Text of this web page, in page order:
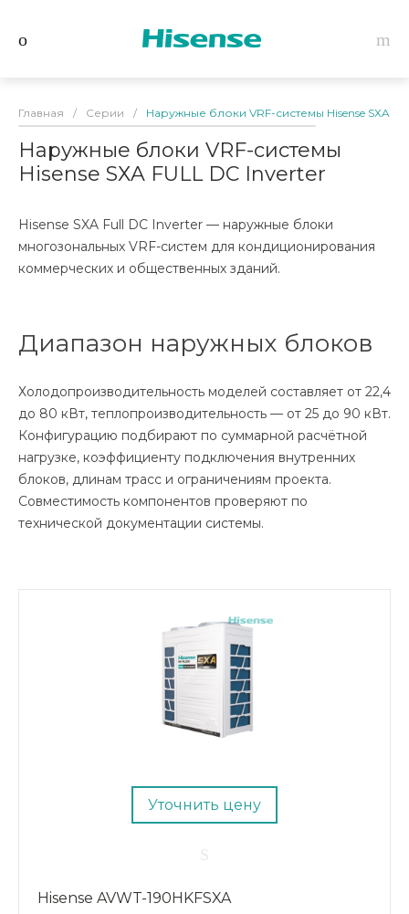
Главная / Серии / Наружные блоки VRF-системы Hisense SХA
Наружные блоки VRF-системы
Hisense SХA FULL DC Inverter
Hisense SXA Full DC Inverter — наружные блоки
многозональных VRF-систем для кондиционирования
коммерческих и общественных зданий.
Диапазон наружных блоков
Холодопроизводительность моделей составляет от 22,4
до 80 кВт, теплопроизводительность — от 25 до 90 кВт.
Конфигурацию подбирают по суммарной расчётной
нагрузке, коэффициенту подключения внутренних
блоков, длинам трасс и ограничениям проекта.
Совместимость компонентов проверяют по
технической документации системы.
Уточнить цену
Hisense AVWT-190HKFSXA